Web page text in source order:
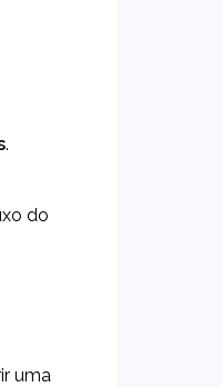
.
do
uma